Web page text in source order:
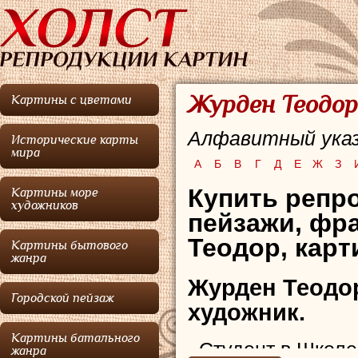
Картины с цветами
Исторические карты
мира
Картины море
художников
Картины бытового
жанра
Городской пейзаж
Картины батального
жанра
Журден
Алфавитный
А Б В Г Д Е Ж З
Купить
пейзажи,
Теодор,
Журден
художник.
Студент в